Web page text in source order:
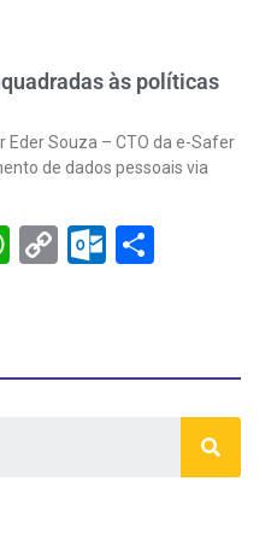
às políticas
Eder Souza – CTO da e-Safer
de dados pessoais via
WhatsApp
Copy